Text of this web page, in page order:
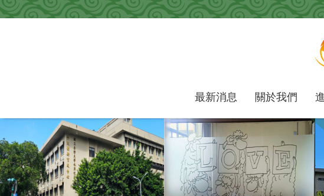
跳到主要內容區塊
最新消息 關於我們